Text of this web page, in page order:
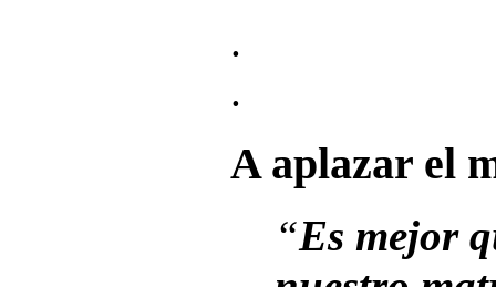
.
.
A aplazar el
“Es mejor